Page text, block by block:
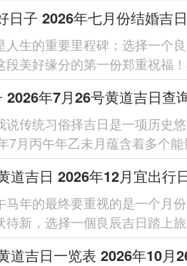
日子 2026年七月份结婚吉
生的重要里程碑；选择一个
段美好缘分的第一份郑重祝福
多适合缔结...
2026年7月26号黄道吉日查
传统习俗择吉日是一项历史
7月丙午年乙未月蕴含着多个能
求的重...
道吉日 2026年12月宜出行
马年的最终要重视的是一个月
待新，选择一個良辰吉日踏上
途增添一份安...